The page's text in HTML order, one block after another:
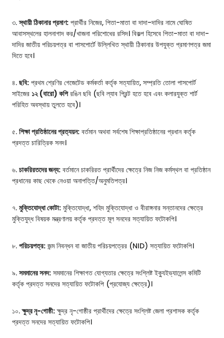
৩.স্থায়ী ঠিকানার প্রমাণ: প্রার্থীর নিজের, পিতা-মাতা বা দাদা-দাদির নামে ঘোষিত
আবাসস্থলের হালনাগাদ কর/খাজনা পরিশোধের রসিদ। বিকল্প হিসেবে পিতা-মাতা বা দাদা-
দাদির জাতীয় পরিচয়পত্র বা পাসপোর্টে উল্লিখিত স্থায়ী ঠিকানার উপযুক্ত প্রমাণপত্র জমা
দিতে হবে।
৪. ছবি: প্রথম শ্রেণির গেজেটেড কর্মকর্তা কর্তৃক সত্যায়িত, সম্প্রতি তোলা পাসপোর্ট
সাইজের ১২ (বারো) কপিরঙিন ছবি (ছবি ল্যাব প্রিন্ট হতে হবে এবং কলারযুক্ত শার্ট
পরিহিত অবস্থায় তুলতে হবে)।
৫. শিক্ষা প্রতিষ্ঠানের প্রত্যয়ন: বর্তমান অথবা সর্বশেষ শিক্ষাপ্রতিষ্ঠানের প্রধান কর্তৃক
প্রদত্ত চারিত্রিক সনদ।
৬. চাকরিরতদের জন্য: বর্তমানে চাকরিরত প্রার্থীদের ক্ষেত্রে নিজ নিজ কর্মস্থল বা প্রতিষ্ঠান
প্রধানের কাছ থেকে নেওয়া অনাপত্তি/অনুমতিপত্র।
৭. মুক্তিযোদ্ধা কোটা: মুক্তিযোদ্ধা, শহিদ মুক্তিযোদ্ধা ও বীরাঙ্গনার সন্তানদের ক্ষেত্রে
মুক্তিযুদ্ধ বিষয়ক মন্ত্রণালয় কর্তৃক প্রদত্ত মূল সনদের সত্যায়িত ফটোকপি।
৮. পরিচয়পত্র: জন্ম নিবন্ধন বা জাতীয় পরিচয়পত্রের (NID) সত্যায়িত ফটোকপি।
৯. সমমানের সনদ: সমমানের শিক্ষাগত যোগ্যতার ক্ষেত্রে সংশ্লিষ্ট ইক্যুইভ্যালেন্স কমিটি
কর্তৃক প্রদত্ত সনদের সত্যায়িত ফটোকপি (প্রযোজ্য ক্ষেত্রে)।
১০.ক্ষুদ্র নৃ-গোষ্ঠী:ক্ষুদ্র নৃ-গোষ্ঠীর প্রার্থীদের ক্ষেত্রে সংশ্লিষ্ট জেলা প্রশাসক কর্তৃক
প্রদত্ত সনদের সত্যায়িত ফটোকপি।